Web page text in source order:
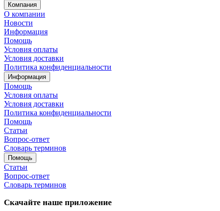
Компания
О компании
Новости
Информация
Помощь
Условия оплаты
Условия доставки
Политика конфиденциальности
Информация
Помощь
Условия оплаты
Условия доставки
Политика конфиденциальности
Помощь
Статьи
Вопрос-ответ
Словарь терминов
Помощь
Статьи
Вопрос-ответ
Словарь терминов
Скачайте наше приложение